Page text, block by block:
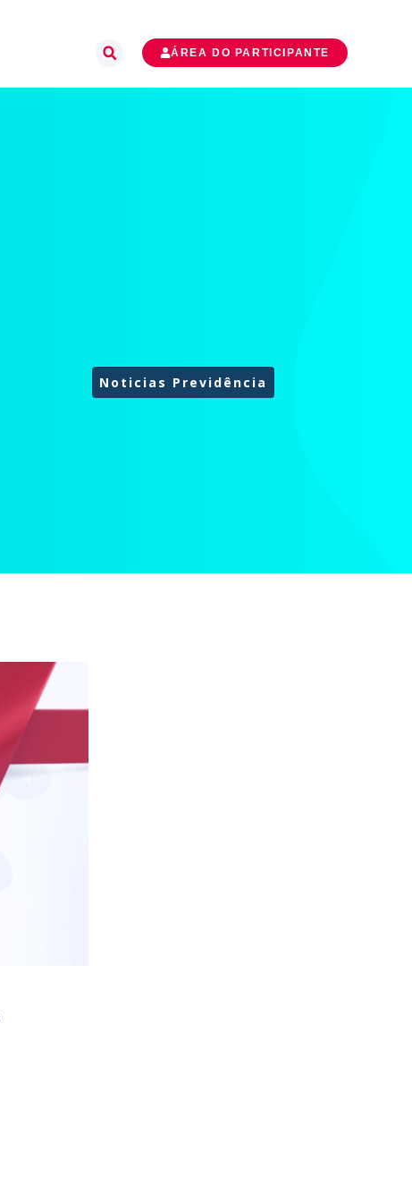
ÁREA DO PARTICIPANTE
Noticias Previdência